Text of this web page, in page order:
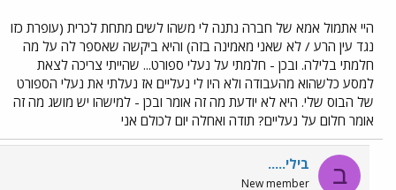
היי אתמול אמא של חברה נתנה לי משהו לשים מתחת לכרית (עופרת כזו
נגד עין הרע / לא שאני מאמינה בזה) והיא ביקשה שאספר לה על מה
חלמתי בלילה. ובכן - חלמתי על נעלי ספורט... שהייתי צריכה לצאת
למסע כלשהוא מהעבודה ולא היו לי נעליים אז נעלתי את נעלי הספורט
של הבוס שלי. היא לא יודעת מה זה אומר ובכן - למישהו יש מושג מה זה
אומר חלום על נעליים? תודה ואחלה יום לכולם אני
ב בילי.....
New member